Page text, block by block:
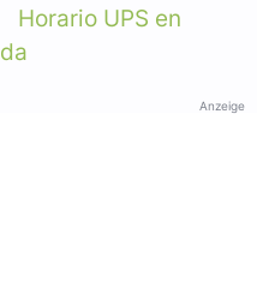
Horario UPS en
Anzeige